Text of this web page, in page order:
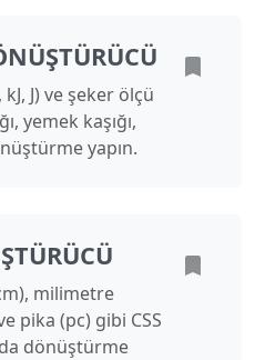
J) ve şeker ölçü
yemek kaşığı,
yapın.
milimetre
pika (pc) gibi CSS
dönüştürme